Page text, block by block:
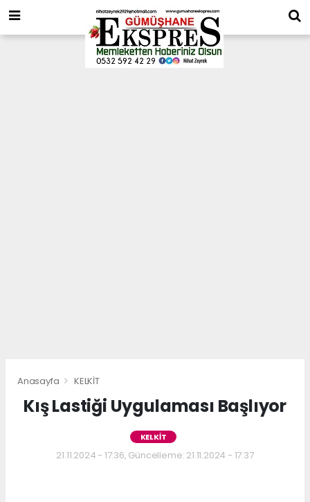
Anasayfa KELKİT
Kış Lastiği Uygulaması Başlıyor
KELKİT
21.11.2024 - 17:36, Güncelleme: 21.11.2024 - 17:37